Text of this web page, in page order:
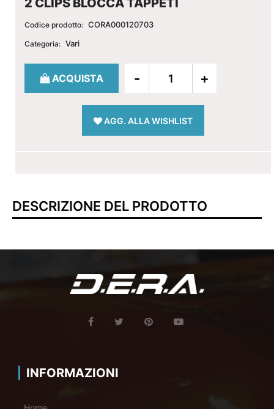
2 CLIPS BLOCCA TAPPETI
Codice prodotto: CORA000120703
Categoria: Vari
Quantità
ACQUISTA
AGG. ALLA WISHLIST
DESCRIZIONE DEL PRODOTTO
INFORMAZIONI